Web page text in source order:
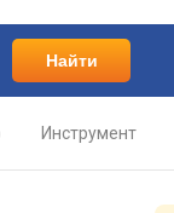
Найти
Инструмент